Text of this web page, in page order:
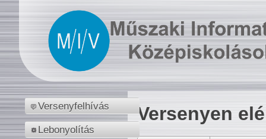
Versenyfelhívás
Lebonyolítás
Versenyen